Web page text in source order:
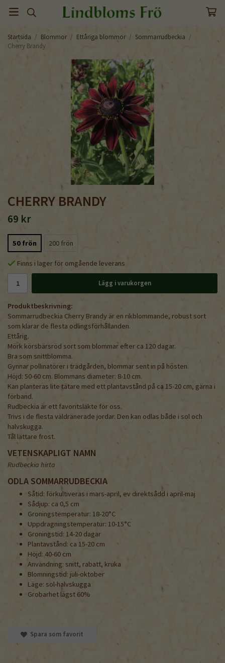
Startsida / Blommor / Ettåriga blommor / Sommarrudbeckia /
Cherry Brandy
CHERRY BRANDY
69 kr
50 frön 200 frön
Finns i lager för omgående leverans
Lägg i varukorgen
Produktbeskrivning:
Sommarrudbeckia Cherry Brandy är en rikblommande, robust sort
som klarar de flesta odlingsförhållanden.
Ettårig.
Mörk körsbärsröd sort som blommar efter ca 120 dagar.
Bra som snittblomma.
Gynnar pollinatörer i trädgården, blommar sent in på hösten.
Höjd: 50-60 cm. Blommans diameter: 8-10 cm.
Kan planteras lite tätare med ett plantavstånd på ca 15-20 cm, gärna i
förband.
Rudbeckia är ett favoritsläkte för oss.
Trivs i de flesta väldränerade jordar. Den kan odlas både i sol och
halvskugga.
Tål lättare frost.
VETENSKAPLIGT NAMN
Rudbeckia hirta
ODLA SOMMARRUDBECKIA
Såtid: förkultiveras i mars-april, ev direktsådd i april-maj
Sådjup: ca 0,5 cm
Groningstemperatur: 18-20°C
Uppdragningstemperatur: 10-15°C
Groningstid: 14-20 dagar
Plantavstånd: ca 15-20 cm
Höjd: 40-60 cm
Användning: snitt, rabatt, kruka
Blomningstid: juli-oktober
Läge: sol-halvskugga
Grobarhet lägst 60%
Spara som favorit